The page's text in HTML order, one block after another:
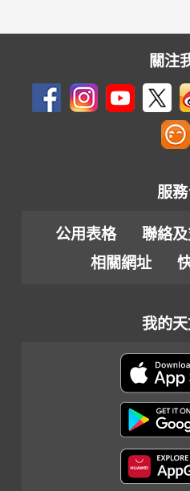
關注
服
公用表格 聯絡
相關網址
我的